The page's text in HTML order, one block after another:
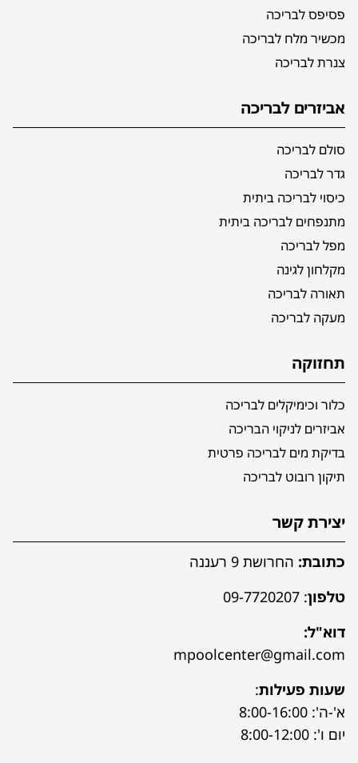
פסיפס לבריכה
מכשיר מלח לבריכה
צנרת לבריכה
אביזרים לבריכה
סולם לבריכה
גדר לבריכה
כיסוי לבריכה ביתית
מתנפחים לבריכה ביתית
מפל לבריכה
מקלחון לגינה
תאורה לבריכה
מעקה לבריכה
תחזוקה
כלור וכימיקלים לבריכה
אביזרים לניקוי הבריכה
בדיקת מים לבריכה פרטית
תיקון רובוט לבריכה
יצירת קשר
כתובת: החרושת 9 רעננה
טלפון:
09-7720207
דוא"ל:
mpoolcenter@gmail.com
שעות פעילות:
א'-ה': 8:00-16:00
יום ו': 8:00-12:00